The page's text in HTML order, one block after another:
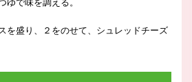
ゆで味を調える。
を盛り、２をのせて、シュレッドチーズ